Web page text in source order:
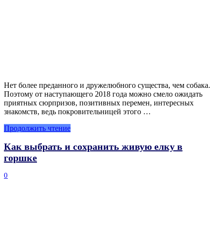
Нет более преданного и дружелюбного существа, чем собака.
Поэтому от наступающего 2018 года можно смело ожидать
приятных сюрпризов, позитивных перемен, интересных
знакомств, ведь покровительницей этого …
Продолжить чтение
Как выбрать и сохранить живую елку в
горшке
0